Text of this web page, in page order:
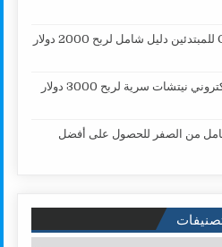
أفضل طرق الربح من ChatGPT للمبتدئين دليل شامل لربح 2000 دولار
أفضل محتوى للربح من موقع إلكتروني نيتشات سرية لربح 3000 دولار
من الصفر للحصول على أفضل